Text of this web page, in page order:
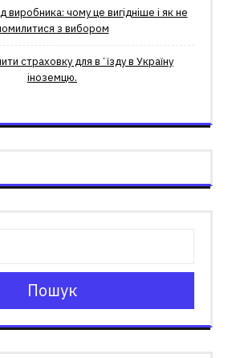
виробника: чому це вигідніше і як не
з вибором
страховку для вʼїзду в Україну
іноземцю.
Пошук